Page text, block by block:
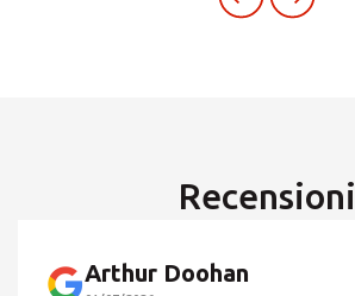
Recensioni
Arthur Doohan